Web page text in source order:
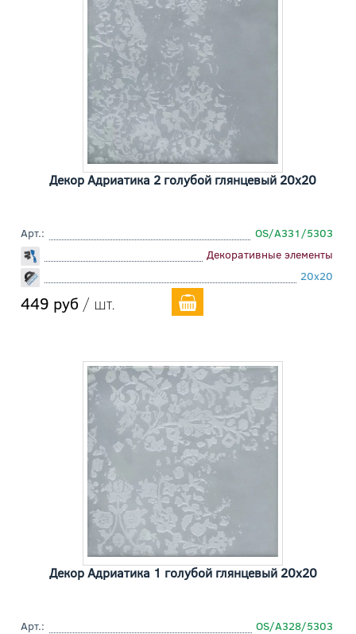
Декор Адриатика 2 голубой глянцевый 20x20
Арт.:
OS/A331/5303
Декоративные элементы
20x20
449 руб / шт.
Декор Адриатика 1 голубой глянцевый 20x20
Арт.:
OS/A328/5303